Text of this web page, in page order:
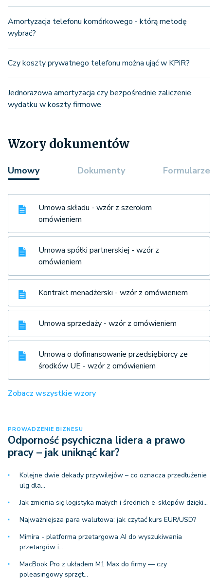
Amortyzacja telefonu komórkowego - którą metodę
wybrać?
Czy koszty prywatnego telefonu można ująć w KPiR?
Jednorazowa amortyzacja czy bezpośrednie zaliczenie
wydatku w koszty firmowe
Wzory dokumentów
Umowy Dokumenty Formularze
Umowa składu - wzór z szerokim
omówieniem
Umowa spółki partnerskiej - wzór z
omówieniem
Kontrakt menadżerski - wzór z omówieniem
Umowa sprzedaży - wzór z omówieniem
Umowa o dofinansowanie przedsiębiorcy ze
środków UE - wzór z omówieniem
Zobacz wszystkie wzory
PROWADZENIE BIZNESU
Odporność psychiczna lidera a prawo
pracy – jak uniknąć kar?
Kolejne dwie dekady przywilejów – co oznacza przedłużenie
ulg dla…
Jak zmienia się logistyka małych i średnich e-sklepów dzięki…
Najważniejsza para walutowa: jak czytać kurs EUR/USD?
Mimira - platforma przetargowa AI do wyszukiwania
przetargów i…
MacBook Pro z układem M1 Max do firmy — czy
poleasingowy sprzęt…